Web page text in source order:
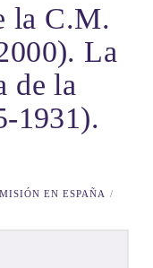
la C.M.
La
de la
1931).
EN ESPAÑA